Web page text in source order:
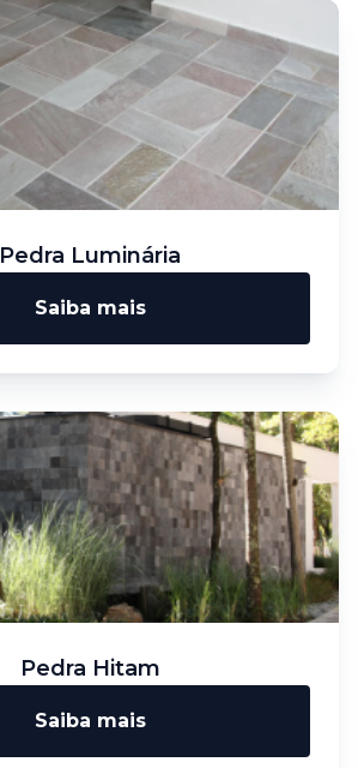
Pedra Luminária
Saiba mais
Pedra Hitam
Saiba mais